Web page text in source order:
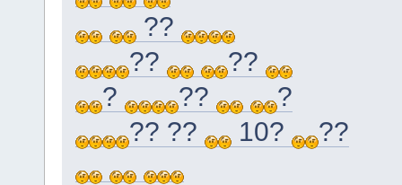
??
??
??
?
??
?
?? ??
10? ??